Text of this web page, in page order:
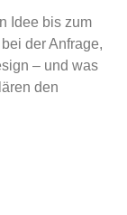
Idee bis zum
der Anfrage,
– und was
den